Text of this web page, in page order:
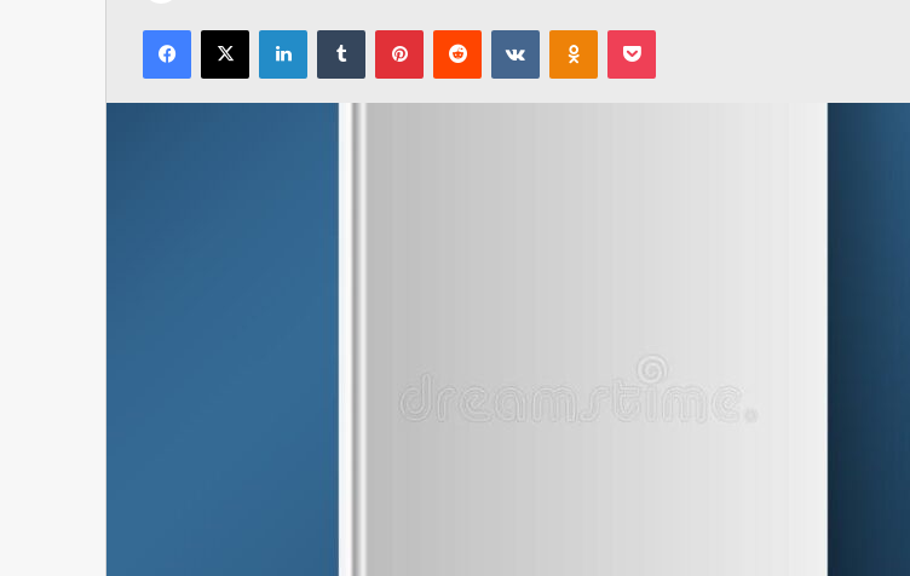
email
Facebook
X LinkedInTumblr PinterestReddit VKontakteOdnoklassniki
Pocket